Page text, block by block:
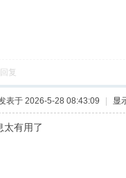
回复
表于 2026-5-28 08:43:09 显
太有用了